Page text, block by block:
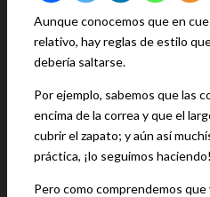
Aunque conocemos que en
relativo, hay reglas de estilo
debería saltarse.
Por ejemplo, sabemos que las
encima de la correa y que el
cubrir el zapato; y aún así
práctica, ¡lo seguimos haciendo!
Pero como comprendemos